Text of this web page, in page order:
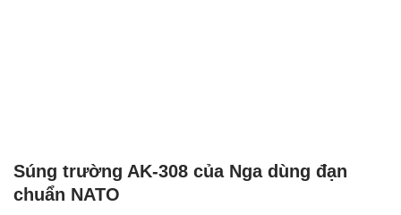
Súng trường AK-308 của Nga dùng đạn
chuẩn NATO